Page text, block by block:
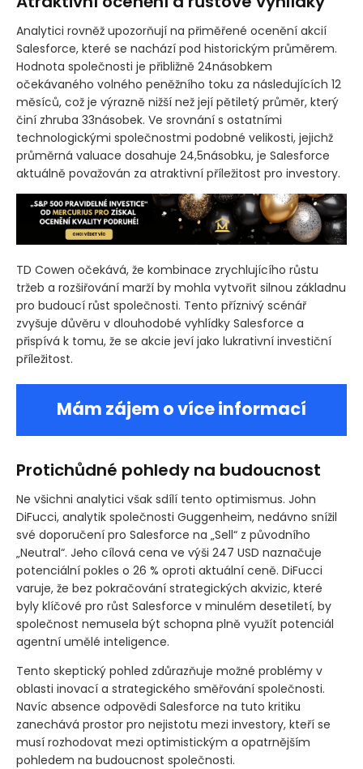
Analytici rovněž upozorňují na přiměřené ocenění akcií
Salesforce, které se nachází pod historickým průměrem.
Hodnota společnosti je přibližně 24násobkem
očekávaného volného peněžního toku za následujících 12
měsíců, což je výrazně nižší než její pětiletý průměr, který
činí zhruba 33násobek. Ve srovnání s ostatními
technologickými společnostmi podobné velikosti, jejichž
průměrná valuace dosahuje 24,5násobku, je Salesforce
aktuálně považován za atraktivní příležitost pro investory.
TD Cowen očekává, že kombinace zrychlujícího růstu
tržeb a rozšiřování marží by mohla vytvořit silnou základnu
pro budoucí růst společnosti. Tento příznivý scénář
zvyšuje důvěru v dlouhodobé vyhlídky Salesforce a
přispívá k tomu, že se akcie jeví jako lukrativní investiční
příležitost.
Mám zájem o více informací
Protichůdné pohledy na budoucnost
Ne všichni analytici však sdílí tento optimismus. John
DiFucci, analytik společnosti Guggenheim, nedávno snížil
své doporučení pro Salesforce na „Sell“ z původního
„Neutral“. Jeho cílová cena ve výši 247 USD naznačuje
potenciální pokles o 26 % oproti aktuální ceně. DiFucci
varuje, že bez pokračování strategických akvizic, které
byly klíčové pro růst Salesforce v minulém desetiletí, by
společnost nemusela být schopna plně využít potenciál
agentní umělé inteligence.
Tento skeptický pohled zdůrazňuje možné problémy v
oblasti inovací a strategického směřování společnosti.
Navíc absence odpovědi Salesforce na tuto kritiku
zanechává prostor pro nejistotu mezi investory, kteří se
musí rozhodovat mezi optimistickým a opatrnějším
pohledem na budoucnost společnosti.